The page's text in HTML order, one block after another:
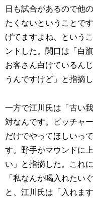
日も試合があるので他
たくないということで
げてますよね、という
ントした。関口は「白
お客さん白けているん
うんですけど」と指摘し
一方で江川氏は「古い
対なんです。ピッチャ
だけでやってほしいっ
す。野手がマウンドに
い」と指摘した。これ
「私なんか喝入れたい
と、江川氏は「入れま